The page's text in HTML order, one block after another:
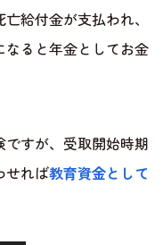
給付金が支払われ、
ると年金としてお金
すが、受取開始時期
せれば教育資金として